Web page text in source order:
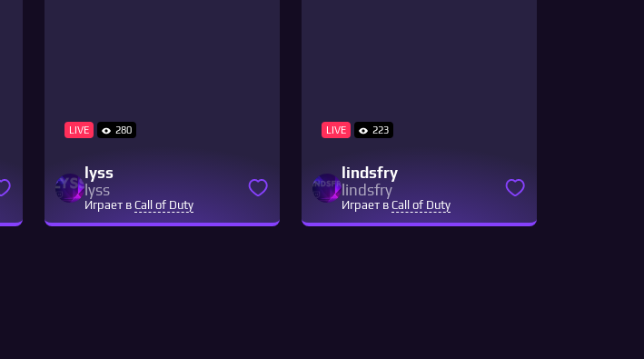
LIVE 280
lyss
lyss
Играет в Call of Duty
LIVE 223
lindsfry
lindsfry
Играет в Call of Duty